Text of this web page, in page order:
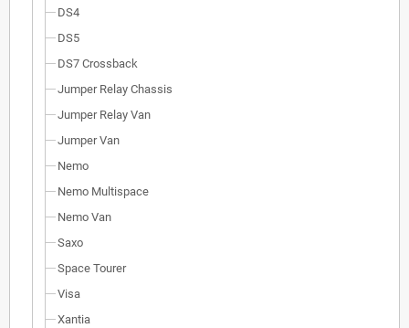
DS4
DS5
DS7 Crossback
Jumper Relay Chassis
Jumper Relay Van
Jumper Van
Nemo
Nemo Multispace
Nemo Van
Saxo
Space Tourer
Visa
Xantia